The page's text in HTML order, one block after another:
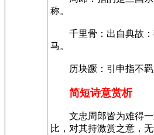
称。
千里骨：出自典故：
马。
历块蹶：引申指不羁
简短诗意赏析
文忠周郎皆为难得一
比，对其持激赏之意，